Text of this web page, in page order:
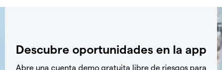
Descubre oportunidades en la app
Abre una cuenta demo gratuita libre de riesgos para